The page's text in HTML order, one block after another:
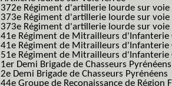
372e Régiment d'artillerie lourde sur voie
373e Régiment d'artillerie lourde sur voie
373e Régiment d'artillerie lourde sur
41e Régiment de Mitrailleurs d'Infanterie
41e Régiment de Mitrailleurs d'Infanterie
51e Régiment de Mitrailleurs d'Infanterie
1er Demi Brigade de Chasseurs Pyrénéens
2e Demi Brigade de Chasseurs Pyrénéens
44e Groupe de Reconaissance de Région